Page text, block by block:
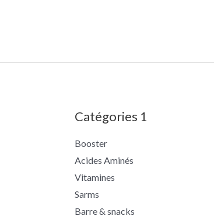
Catégories 1
Booster
Acides Aminés
Vitamines
Sarms
Barre & snacks